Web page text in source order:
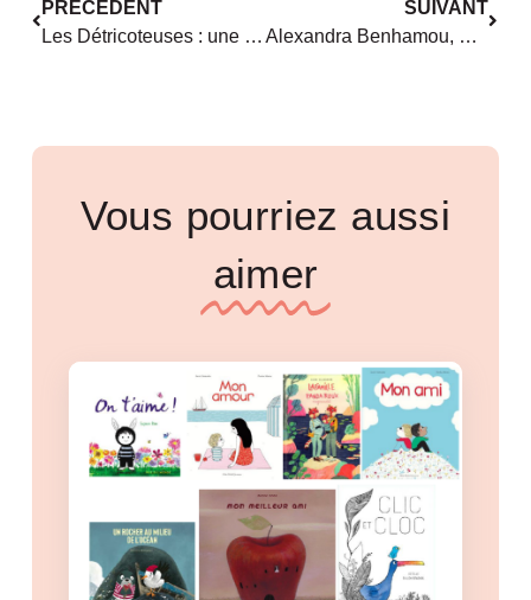
PRÉCÉDENT
Les Détricoteuses : une émission féministe sur Jet FM !
SUIVANT
Alexandra Benhamou, Sandrine Roudaut, Florence Pagneux : « Grâce aux travaux comme le nôtre, les filles se disent : ‘Enfin, on nous entend’. »
Vous pourriez aussi
aimer